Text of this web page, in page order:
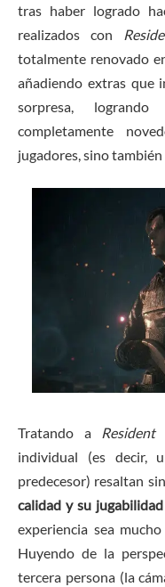
tras haber logrado
realizados con
totalmente renovado
añadiendo extras que
sorpresa,
completamente
jugadores, sino
Tratando a
individual (es decir,
predecesor) resaltan
calidad y su
experiencia sea
Huyendo de la
tercera persona (la